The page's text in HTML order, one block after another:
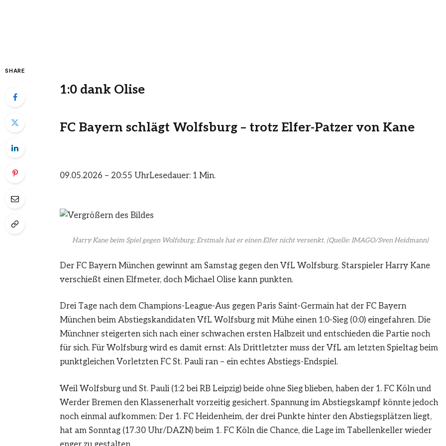
SHARE
1:0 dank Olise
FC Bayern schlägt Wolfsburg – trotz Elfer-Patzer von Kane
09.05.2026 – 20:55 UhrLesedauer: 1 Min.
Harry Kane beim Spiel gegen Wolfsburg: Erstmals hat er einen Elfer nicht versenkt. (Quelle: IMAGO/Sven Heidmann)
Der FC Bayern München gewinnt am Samstag gegen den VfL Wolfsburg. Starspieler Harry Kane
verschießt einen Elfmeter, doch Michael Olise kann punkten.
Drei Tage nach dem Champions-League-Aus gegen Paris Saint-Germain hat der FC Bayern
München beim Abstiegskandidaten VfL Wolfsburg mit Mühe einen 1:0-Sieg (0:0) eingefahren. Die
Münchner steigerten sich nach einer schwachen ersten Halbzeit und entschieden die Partie noch
für sich. Für Wolfsburg wird es damit ernst: Als Drittletzter muss der VfL am letzten Spieltag beim
punktgleichen Vorletzten FC St. Pauli ran – ein echtes Abstiegs-Endspiel.
Weil Wolfsburg und St. Pauli (1:2 bei RB Leipzig) beide ohne Sieg blieben, haben der 1. FC Köln und
Werder Bremen den Klassenerhalt vorzeitig gesichert. Spannung im Abstiegskampf könnte jedoch
noch einmal aufkommen: Der 1. FC Heidenheim, der drei Punkte hinter den Abstiegsplätzen liegt,
hat am Sonntag (17.30 Uhr/DAZN) beim 1. FC Köln die Chance, die Lage im Tabellenkeller wieder